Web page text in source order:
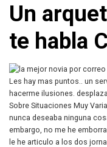
Un
te habla
Les hay mas puntos.. un
hacerme ilusiones.
Sobre Situaciones Muy
nunca deseaba ninguna
embargo, no me he
le he articulo a los dos